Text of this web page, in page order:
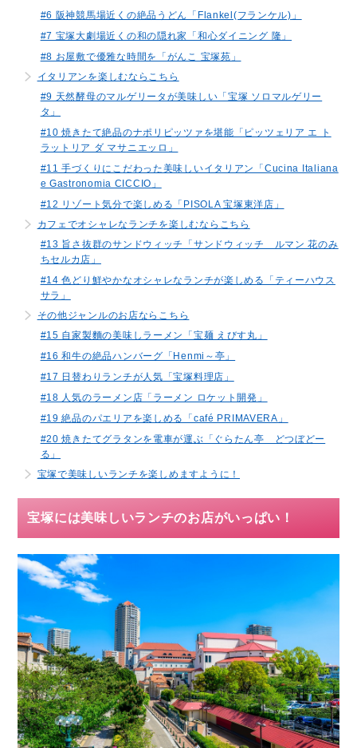
#6 阪神競馬場近くの絶品うどん「Flankel(フランケル)」
#7 宝塚大劇場近くの和の隠れ家「和心ダイニング 隆」
#8 お屋敷で優雅な時間を「がんこ 宝塚苑」
イタリアンを楽しむならこちら
#9 天然酵母のマルゲリータが美味しい「宝塚 ソロマルゲリー
タ」
#10 焼きたて絶品のナポリピッツァを堪能「ピッツェリア エ ト
ラットリア ダ マサニエッロ」
#11 手づくりにこだわった美味しいイタリアン「Cucina Italiana
e Gastronomia CICCIO」
#12 リゾート気分で楽しめる「PISOLA 宝塚東洋店」
カフェでオシャレなランチを楽しむならこちら
#13 旨さ抜群のサンドウィッチ「サンドウィッチ ルマン 花のみ
ちセルカ店」
#14 色どり鮮やかなオシャレなランチが楽しめる「ティーハウス
サラ」
その他ジャンルのお店ならこちら
#15 自家製麵の美味しラーメン「宝麺 えびす丸」
#16 和牛の絶品ハンバーグ「Henmi～亭」
#17 日替わりランチが人気「宝塚料理店」
#18 人気のラーメン店「ラーメン ロケット開発」
#19 絶品のパエリアを楽しめる「café PRIMAVERA」
#20 焼きたてグラタンを電車が運ぶ「ぐらたん亭 どつぼどー
る」
宝塚で美味しいランチを楽しめますように！
宝塚には美味しいランチのお店がいっぱい！